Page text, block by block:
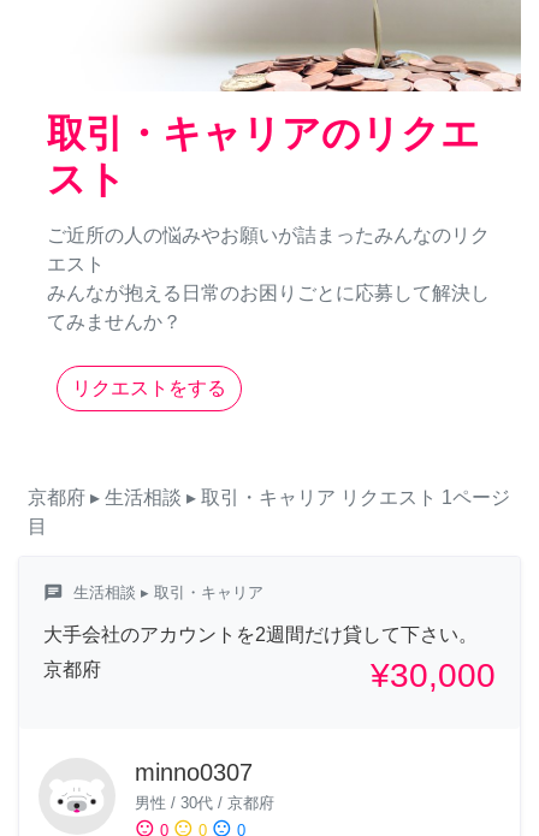
取引・キャリアのリクエ
スト
ご近所の人の悩みやお願いが詰まったみんなのリク
エスト
みんなが抱える日常のお困りごとに応募して解決し
てみませんか？
リクエストをする
京都府 ▸ 生活相談 ▸ 取引・キャリア リクエスト 1ページ
目
chat 生活相談 ▸ 取引・キャリア
大手会社のアカウントを2週間だけ貸して下さい。
京都府
¥30,000
minno0307
男性 / 30代 / 京都府
sentiment_satisfied 0 sentiment_neutral 0 sentiment_dissatisfied 0